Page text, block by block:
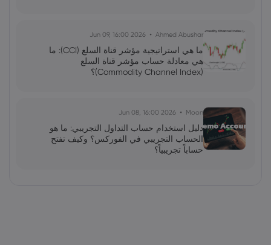
Ahmed Abushar
2026 Jun 09, 16:00
ما هي استراتيجية مؤشر قناة السلع (CCI): ما
هي معادلة حساب مؤشر قناة السلع
(Commodity Channel Index)؟
Moon
2026 Jun 08, 16:00
دليل استخدام حساب التداول التجريبي: ما هو
الحساب التجريبي في الفوركس؟ وكيف تفتح
حساباً تجريبياً؟